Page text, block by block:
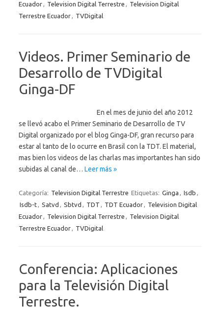
Ecuador, Television Digital Terrestre , Television Digital
Terrestre Ecuador, TVDigital
Videos. Primer Seminario de
Desarrollo de TVDigital
Ginga-DF
En el mes de junio del año 2012
se llevó acabo el Primer Seminario de Desarrollo de TV
Digital organizado por el blog Ginga-DF, gran recurso para
estar al tanto de lo ocurre en Brasil con la TDT. El material,
mas bien los videos de las charlas mas importantes han sido
subidas al canal de… Leer más »
Categoría: Television Digital Terrestre Etiquetas: Ginga , Isdb ,
Isdb-t, Satvd , Sbtvd , TDT , TDT Ecuador, Television Digital
Ecuador, Television Digital Terrestre , Television Digital
Terrestre Ecuador, TVDigital
Conferencia: Aplicaciones
para la Televisión Digital
Terrestre.